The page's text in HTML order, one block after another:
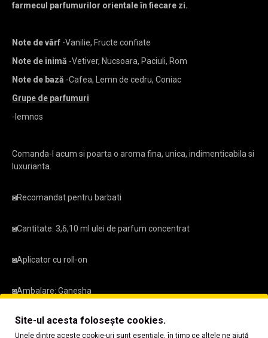
farmecul parfumurilor orientale în fiecare zi.
Note de vârf -Vanilie, Fructe confiate
Note de inimă -Vetiver, Nucsoara, Paciuli, Rom
Note de bază -Cafea, Lemn de cedru, Coniac
Grupe de parfumuri
-lemnos
Comanda-l acum si poarta o aroma fina, unica, indimenticabila si
luxurianta.
◙Recomandat pentru barbati
◙Cantitate: 3,6,10 ml ulei de parfum concentrat
◙Aplicator cu roll-on
◙Ambalare: Ganesha
Site-ul acesta folosește cookies.
Unele dintre aceste cookie-uri sunt esențiale, în timp ce altele ne ajută